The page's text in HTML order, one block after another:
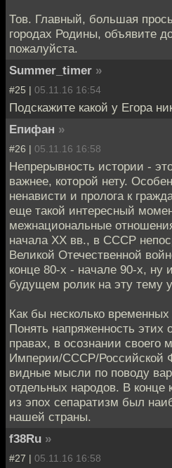
Тов. Главный, большая
городах Родины, объявите
пожалуйста.
Summer_timer »
#25 | 05.11.16 16:54
Подскажите какой у Егора
Епифан »
#26 | 05.11.16 16:58
Непрерывность истории -
важнее, которой нету.
ненависти и пролога к
еще такой интересный
межнациональные
начала ХХ вв., в СССР
Великой Отечественной
конце 80-х - начале 90-х, ну
будущем ролик на эту тему
Как бы несколько
Понять напряженность этих
правах, в осознании своего
Империи/СССР/Российской
видные мысли по поводу
отдельных народов. В конце
из эпох сепаратизм был
нашей страны.
f38Ru »
#27 | 05.11.16 16:58